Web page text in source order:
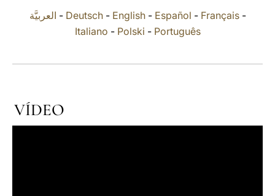
العربيَّة - Deutsch- English- Español - Français-
Italiano - Polski - Português
VÍDEO